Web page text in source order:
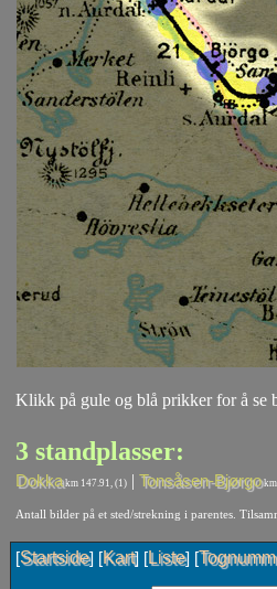
Klikk på gule og blå prikker for å se
3 standplasser:
Dokkakm 147.91, (1) | Tonsåsen-Bjørgokm
Antall bilder på et sted/strekning i parentes.
[Startside] [Kart] [Liste] [